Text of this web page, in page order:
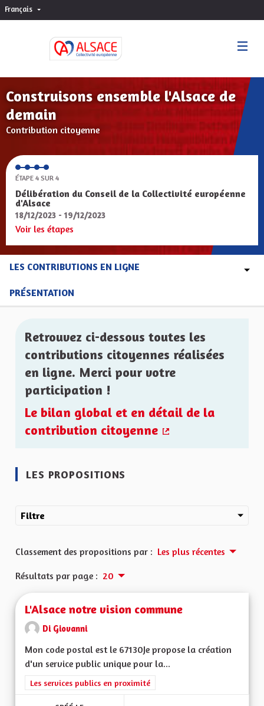
Français Choisir la langue
Construisons ensemble l'Alsace de
demain
Contribution citoyenne
ÉTAPE 4 SUR 4
Délibération du Conseil de la Collectivité européenne
d'Alsace
18/12/2023 - 19/12/2023
Voir les étapes
LES CONTRIBUTIONS EN LIGNE
PRÉSENTATION
Retrouvez ci-dessous toutes les
contributions citoyennes réalisées
en ligne. Merci pour votre
participation !
Le bilan global et en détail de la
contribution citoyenne
LES PROPOSITIONS
Filtre
Classement des propositions par : Les plus récentes
Résultats par page : 20
L'Alsace notre vision commune
Di Giovanni
Mon code postal est le 67130Je propose la création
d'un service public unique pour la...
Filtrer les résultats de la catégorie : Les services publics en
Les services publics en proximité